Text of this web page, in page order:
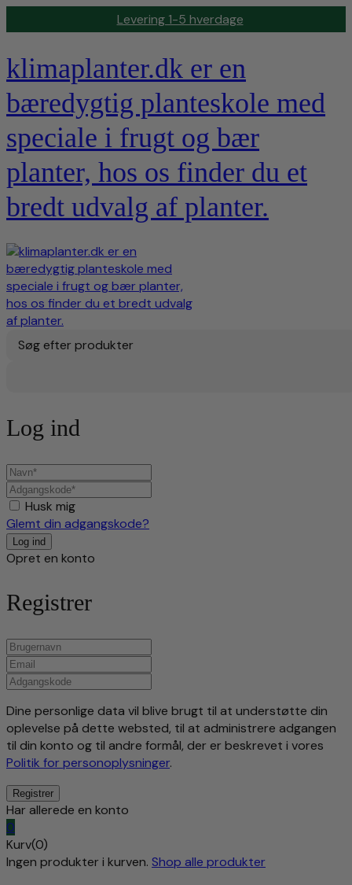
Gratis fragt v/køb over 1.500,-
klimaplanter.dk er en
bæredygtig planteskole med
speciale i frugt og bær
planter, hos os finder du et
bredt udvalg af planter.
Søg efter produkter
Log ind
Husk mig
Glemt din adgangskode?
Opret en konto
Registrer
Dine personlige data vil blive brugt til at understøtte din
oplevelse på dette websted, til at administrere adgangen
til din konto og til andre formål, der er beskrevet i vores
Politik for personoplysninger.
Har allerede en konto
0
Kurv(0)
Ingen produkter i kurven. Shop alle produkter